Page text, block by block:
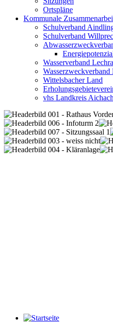
Ortspläne
Kommunale
Schulverband
Schulverband
Wasserverband
Wittelsbacher Land
vhs Landkreis